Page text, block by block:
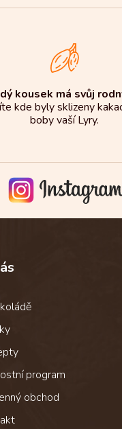
kousek má svůj
kde byly sklizeny
boby vaší Lyry.
program
obchod